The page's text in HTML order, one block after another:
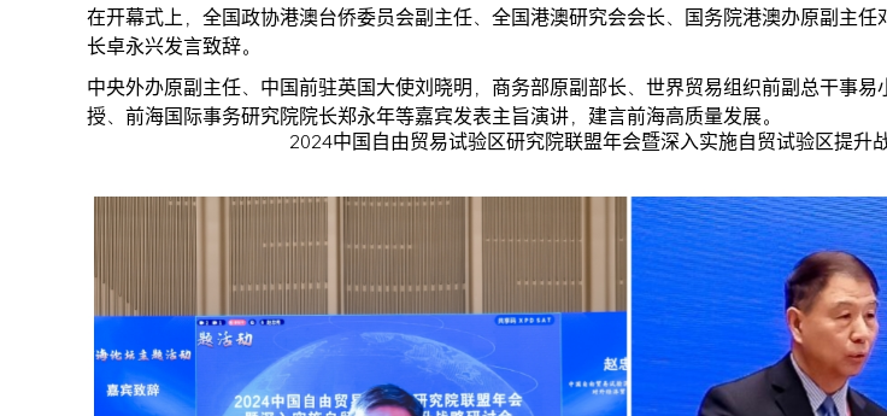
在开幕式上，全国政协港澳台侨委员会副主任、全国港澳研究会会长、国务院港澳办原副主
长卓永兴发言致辞。
中央外办原副主任、中国前驻英国大使刘晓明，商务部原副部长、世界贸易组织前副总干事
授、前海国际事务研究院院长郑永年等嘉宾发表主旨演讲，建言前海高质量发展。
2024中国自由贸易试验区研究院联盟年会暨深入实施自贸试验区提升